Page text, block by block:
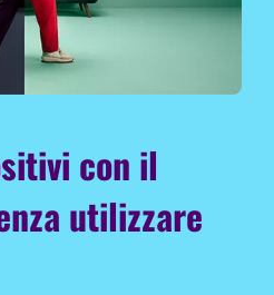
con il
utilizzare